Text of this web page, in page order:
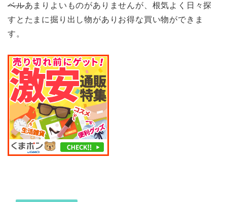
ベルあまりよいものがありませんが、根気よく日々探
すとたまに掘り出し物がありお得な買い物ができま
す。